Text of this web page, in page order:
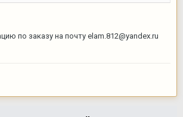
по заказу на почту elam.812@yandex.ru